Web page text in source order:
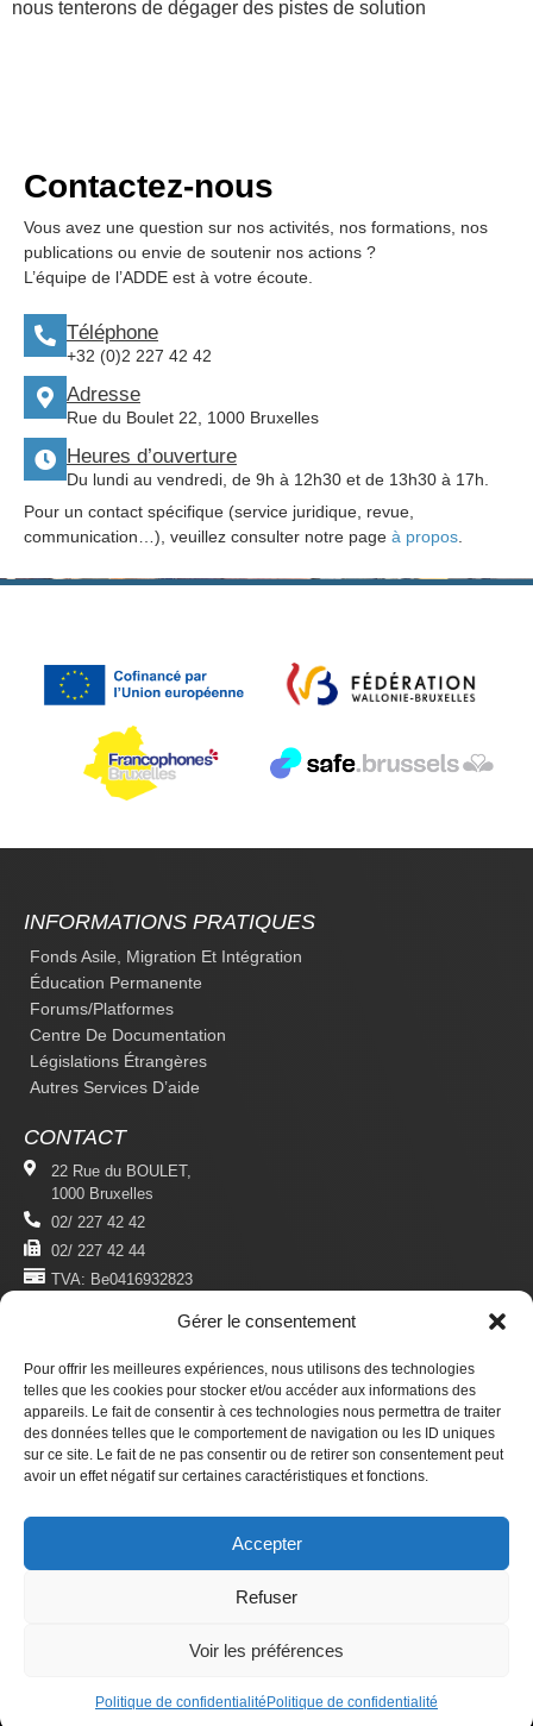
Gérer le consentement
Pour offrir les meilleures expériences, nous utilisons des technologies
telles que les cookies pour stocker et/ou accéder aux informations des
appareils. Le fait de consentir à ces technologies nous permettra de traiter
des données telles que le comportement de navigation ou les ID uniques
sur ce site. Le fait de ne pas consentir ou de retirer son consentement peut
avoir un effet négatif sur certaines caractéristiques et fonctions.
Accepter
Refuser
Voir les préférences
Politique de confidentialité Politique de confidentialité
nous tenterons de dégager des pistes de solution
Contactez-nous
Vous avez une question sur nos activités, nos formations, nos
publications ou envie de soutenir nos actions ?
L’équipe de l’ADDE est à votre écoute.
Téléphone
+32 (0)2 227 42 42
Adresse
Rue du Boulet 22, 1000 Bruxelles
Heures d’ouverture
Du lundi au vendredi, de 9h à 12h30 et de 13h30 à 17h.
Pour un contact spécifique (service juridique, revue,
communication…), veuillez consulter notre page à propos
INFORMATIONS PRATIQUES
Fonds Asile, Migration Et Intégration
Éducation Permanente
Forums/platformes
Centre De Documentation
Législations Étrangères
Autres Services D’aide
CONTACT
22 Rue du BOULET,
1000 Bruxelles
02/ 227 42 42
02/ 227 42 44
TVA: Be0416932823
MENTIONS LÉGALES
Politique De Confidentialité
Conditions D'utilisation
S'ABONNER
Newsletter